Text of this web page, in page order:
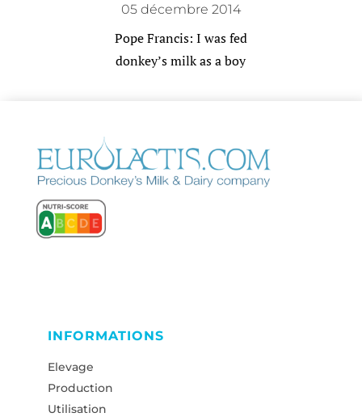
05 décembre 2014
Pope Francis: I was fed
donkey’s milk as a boy
INFORMATIONS
Elevage
Production
Utilisation